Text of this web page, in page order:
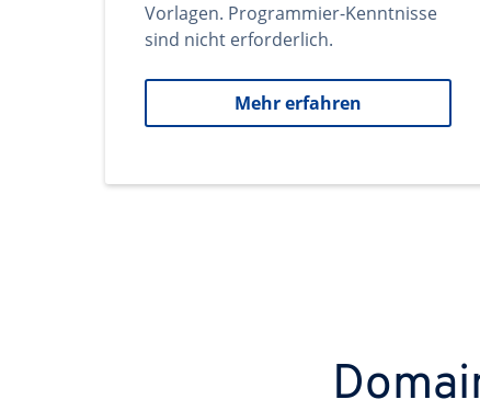
Vorlagen. Programmier-Kenntnisse
sind nicht erforderlich.
Mehr erfahren